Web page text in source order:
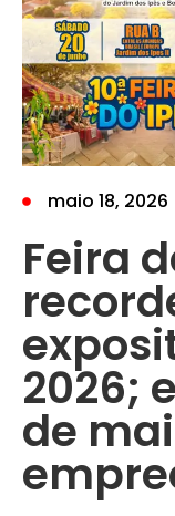
maio 18, 2026
Feira
2026;
de